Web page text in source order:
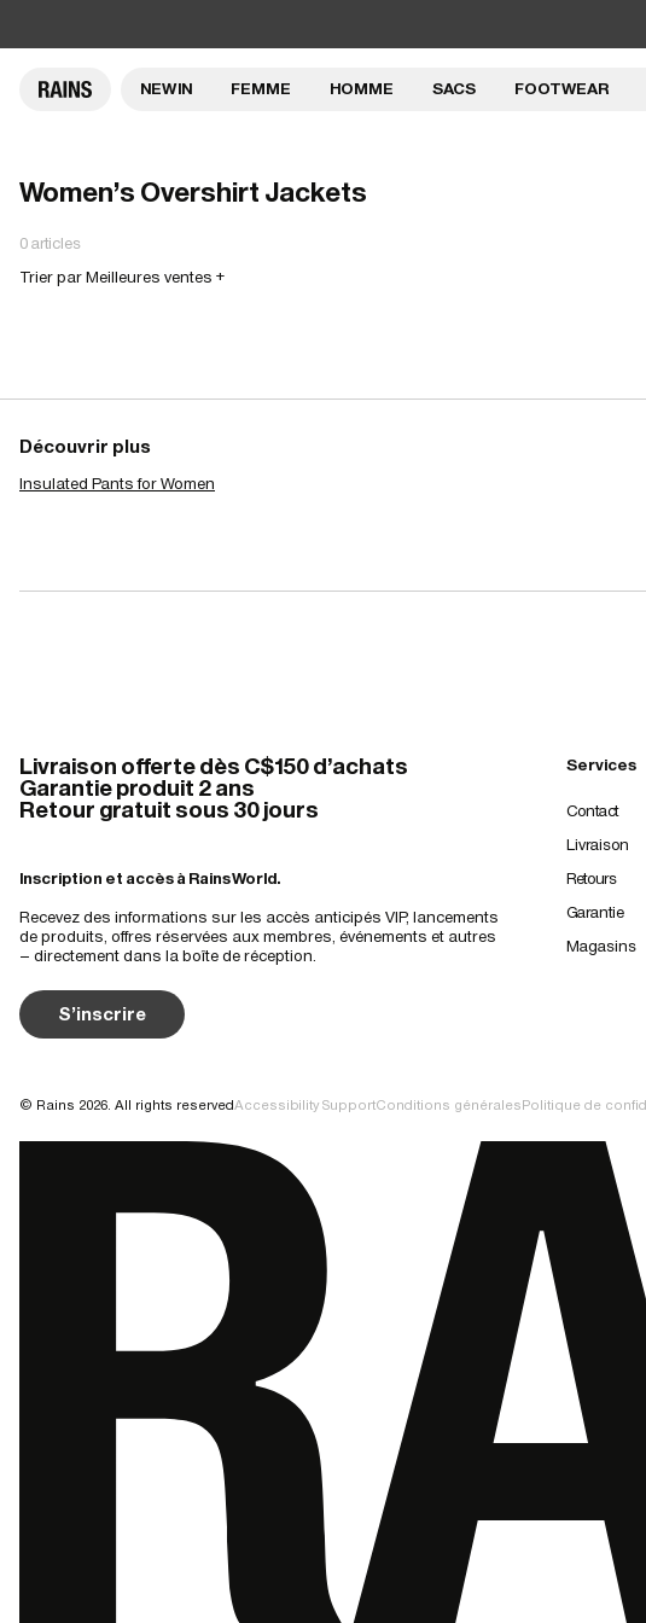
NEW IN FEMME HOMME SACS FOOTWEAR
Women's Overshirt Jackets
0 articles
Trier par Meilleures ventes +
Découvrir plus
Insulated Pants for Women
Livraison offerte dès C$150 d'achats
Garantie produit 2 ans
Retour gratuit sous 30 jours
Inscription et accès à Rains World.
Recevez des informations sur les accès anticipés VIP, lancements
de produits, offres réservées aux membres, événements et autres
– directement dans la boîte de réception.
S'inscrire
Services
Contact
Livraison
Retours
Garantie
Magasins
© Rains 2026. All rights reservedAccessibility SupportConditions généralesPolitique de